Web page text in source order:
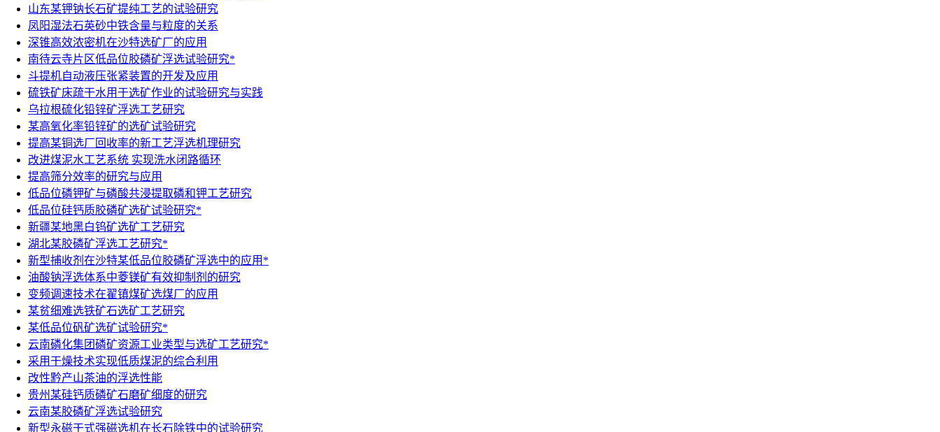
山东某钾钠长石矿提纯工艺的试验研究
凤阳湿法石英砂中铁含量与粒度的关系
深锥高效浓密机在沙特选矿厂的应用
南待云寺片区低品位胶磷矿浮选试验研究*
斗提机自动液压张紧装置的开发及应用
硫铁矿床疏干水用于选矿作业的试验研究与实践
乌拉根硫化铅锌矿浮选工艺研究
某高氧化率铅锌矿的选矿试验研究
提高某铜选厂回收率的新工艺浮选机理研究
改进煤泥水工艺系统 实现洗水闭路循环
提高筛分效率的研究与应用
低品位磷钾矿与磷酸共浸提取磷和钾工艺研究
低品位硅钙质胶磷矿选矿试验研究*
新疆某地黑白钨矿选矿工艺研究
湖北某胶磷矿浮选工艺研究*
新型捕收剂在沙特某低品位胶磷矿浮选中的应用*
油酸钠浮选体系中菱镁矿有效抑制剂的研究
变频调速技术在翟镇煤矿选煤厂的应用
某贫细难选铁矿石选矿工艺研究
某低品位矾矿选矿试验研究*
云南磷化集团磷矿资源工业类型与选矿工艺研究*
采用干燥技术实现低质煤泥的综合利用
改性黔产山茶油的浮选性能
贵州某硅钙质磷矿石磨矿细度的研究
云南某胶磷矿浮选试验研究
新型永磁干式强磁选机在长石除铁中的试验研究